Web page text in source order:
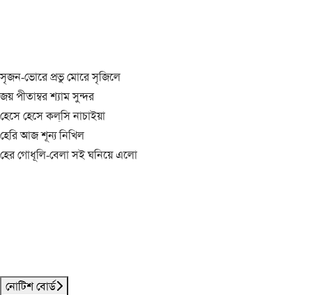
সৃজন-ভোরে প্রভু মোরে সৃজিলে
জয় পীতাম্বর শ্যাম সুন্দর
হেসে হেসে কল্‌সি নাচাইয়া
হেরি আজ শূন্য নিখিল
হের গোধূলি-বেলা সই ঘনিয়ে এলো
নোটিশ বোর্ড